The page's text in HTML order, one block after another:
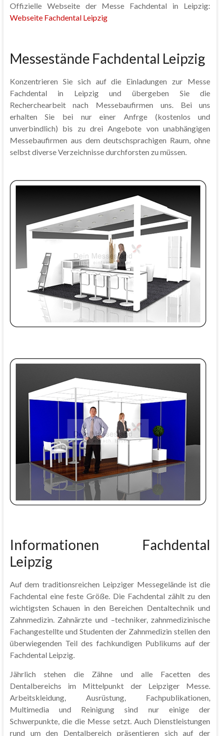
Offizielle Webseite der Messe Fachdental in Leipzig:
Webseite Fachdental Leipzig
Messestände Fachdental Leipzig
Konzentrieren Sie sich auf die Einladungen zur Messe
Fachdental in Leipzig und übergeben Sie die
Recherchearbeit nach Messebaufirmen uns. Bei uns
erhalten Sie bei nur einer Anfrge (kostenlos und
unverbindlich) bis zu drei Angebote von unabhängigen
Messebaufirmen aus dem deutschsprachigen Raum, ohne
selbst diverse Verzeichnisse durchforsten zu müssen.
Informationen Fachdental
Leipzig
Auf dem traditionsreichen Leipziger Messegelände ist die
Fachdental eine feste Größe. Die Fachdental zählt zu den
wichtigsten Schauen in den Bereichen Dentaltechnik und
Zahnmedizin. Zahnärzte und –techniker, zahnmedizinische
Fachangestellte und Studenten der Zahnmedizin stellen den
überwiegenden Teil des fachkundigen Publikums auf der
Fachdental Leipzig.
Jährlich stehen die Zähne und alle Facetten des
Dentalbereichs im Mittelpunkt der Leipziger Messe.
Arbeitskleidung, Ausrüstung, Fachpublikationen,
Multimedia und Reinigung sind nur einige der
Schwerpunkte, die die Messe setzt. Auch Dienstleistungen
rund um den Dentalbereich präsentieren sich auf der